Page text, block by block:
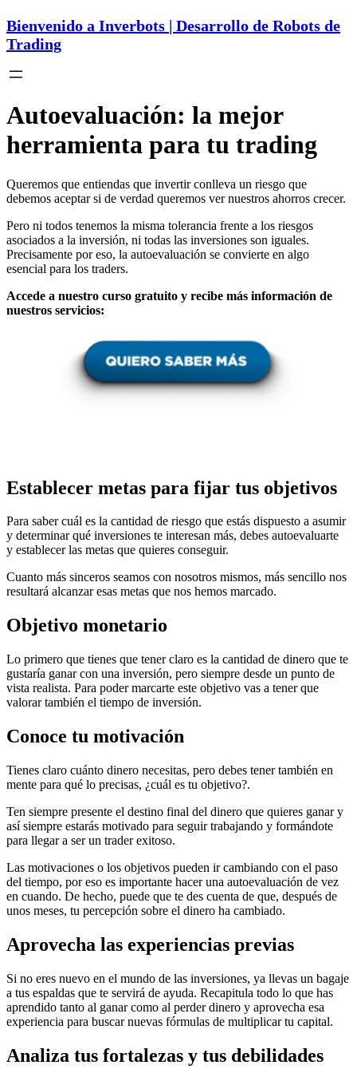
Bienvenido a Inverbots | Desarrollo de Robots de
Trading
Autoevaluación: la mejor
herramienta para tu trading
Queremos que entiendas que invertir conlleva un riesgo que
debemos aceptar si de verdad queremos ver nuestros ahorros crecer.
Pero ni todos tenemos la misma tolerancia frente a los riesgos
asociados a la inversión, ni todas las inversiones son iguales.
Precisamente por eso, la autoevaluación se convierte en algo
esencial para los traders.
Accede a nuestro curso gratuito y recibe más información de
nuestros servicios:
Establecer metas para fijar tus objetivos
Para saber cuál es la cantidad de riesgo que estás dispuesto a asumir
y determinar qué inversiones te interesan más, debes autoevaluarte
y establecer las metas que quieres conseguir.
Cuanto más sinceros seamos con nosotros mismos, más sencillo nos
resultará alcanzar esas metas que nos hemos marcado.
Objetivo monetario
Lo primero que tienes que tener claro es la cantidad de dinero que te
gustaría ganar con una inversión, pero siempre desde un punto de
vista realista. Para poder marcarte este objetivo vas a tener que
valorar también el tiempo de inversión.
Conoce tu motivación
Tienes claro cuánto dinero necesitas, pero debes tener también en
mente para qué lo precisas, ¿cuál es tu objetivo?.
Ten siempre presente el destino final del dinero que quieres ganar y
así siempre estarás motivado para seguir trabajando y formándote
para llegar a ser un trader exitoso.
Las motivaciones o los objetivos pueden ir cambiando con el paso
del tiempo, por eso es importante hacer una autoevaluación de vez
en cuando. De hecho, puede que te des cuenta de que, después de
unos meses, tu percepción sobre el dinero ha cambiado.
Aprovecha las experiencias previas
Si no eres nuevo en el mundo de las inversiones, ya llevas un bagaje
a tus espaldas que te servirá de ayuda. Recapitula todo lo que has
aprendido tanto al ganar como al perder dinero y aprovecha esa
experiencia para buscar nuevas fórmulas de multiplicar tu capital.
Analiza tus fortalezas y tus debilidades